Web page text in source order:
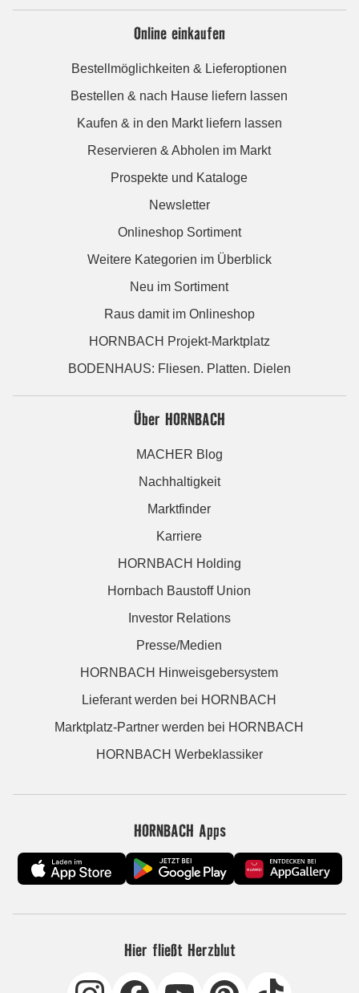
Online einkaufen
Bestellmöglichkeiten & Lieferoptionen
Bestellen & nach Hause liefern lassen
Kaufen & in den Markt liefern lassen
Reservieren & Abholen im Markt
Prospekte und Kataloge
Newsletter
Onlineshop Sortiment
Weitere Kategorien im Überblick
Neu im Sortiment
Raus damit im Onlineshop
HORNBACH Projekt-Marktplatz
BODENHAUS: Fliesen. Platten. Dielen
Über HORNBACH
MACHER Blog
Nachhaltigkeit
Marktfinder
Karriere
HORNBACH Holding
Hornbach Baustoff Union
Investor Relations
Presse/Medien
HORNBACH Hinweisgebersystem
Lieferant werden bei HORNBACH
Marktplatz-Partner werden bei HORNBACH
HORNBACH Werbeklassiker
HORNBACH Apps
Hier fließt Herzblut